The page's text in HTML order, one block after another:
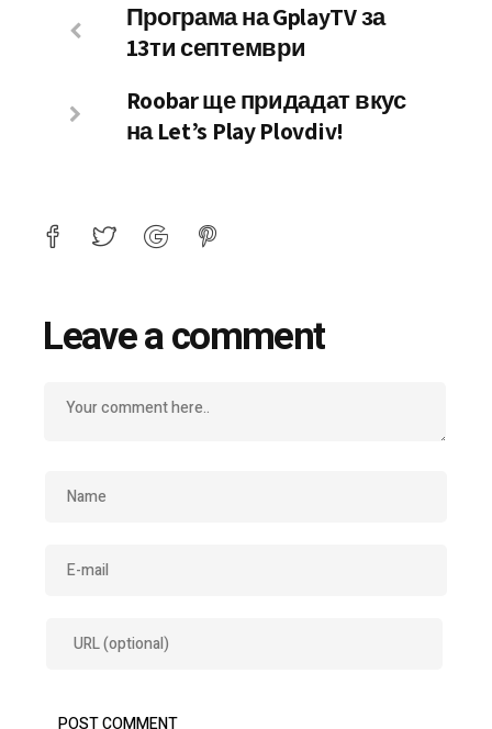
Програма на GplayTV за
13ти септември
Roobar ще придадат вкус
на Let’s Play Plovdiv!
Leave a comment